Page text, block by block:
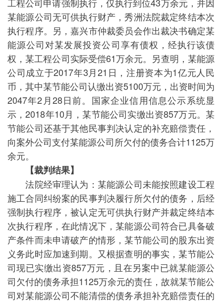
某能源公司无可供执行财产，秀洲法院裁定终结本次
执行程序。另，嘉兴市仲裁委员会作出裁决书确定某
能源公司对某发展投资公司享有债权，经执行该债
权，某工程公司实际受偿61万余元。另查明，某能源
公司成立于2017年3月21日，注册资本为1亿元人民
币，其中某节能公司认缴出资5100万元，出资时间为
2047年2月28日前。国家企业信用信息公示系统显
示，2018年10月，某节能公司实缴出资857万元。某
节能公司还基于其他民事判决认定的补充赔偿责任，
向案外公司支付某能源公司所欠付的债务合计1125万
余元。
【裁判结果】
法院经审理认为：某能源公司未能按照建设工程
施工合同纠纷案的民事判决履行所欠付的债务，后经
强制执行程序，被认定无可供执行财产并裁定终结本
次执行程序，在此情况下，某能源公司符合已具备破
产条件而未申请破产的情形，某节能公司的股东出资
义务此时应加速到期。又根据查明的事实，某节能公
司现已实缴出资857万元，且在另案中已就某能源公
司欠付的债务承担1125万余元的责任，故就某节能公
司对某能源公司不能清偿的债务承担补充赔偿责任的